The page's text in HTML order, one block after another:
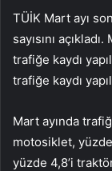
TÜİK Mart ayı
sayısını
trafiğe kaydı
trafiğe kaydı
Mart ayında
motosiklet,
yüzde 4,8’i